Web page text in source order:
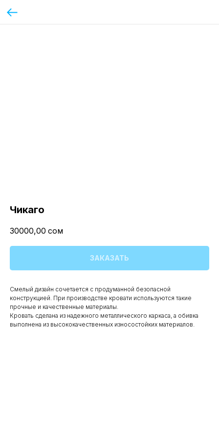
Чикаго
30000,00 сом
ЗАКАЗАТЬ
Смелый дизайн сочетается с продуманной безопасной
конструкцией. При производстве кровати используются такие
прочные и качественные материалы.
Кровать сделана из надежного металлического каркаса, а обивка
выполнена из высококачественных износостойких материалов.